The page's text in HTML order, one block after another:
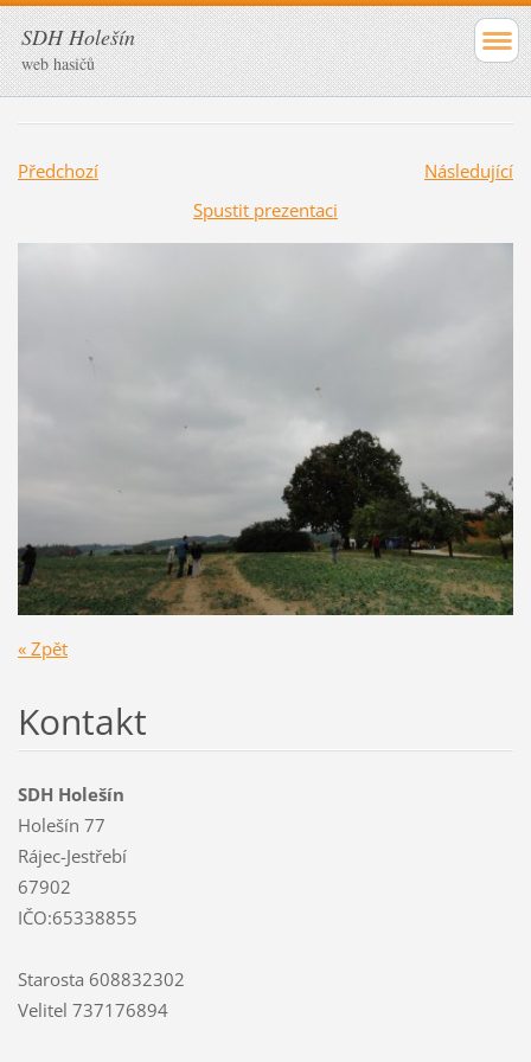
SDH Holešín
web hasičů
Předchozí
Následující
Spustit prezentaci
« Zpět
Kontakt
SDH Holešín
Holešín 77
Rájec-Jestřebí
67902
IČO:65338855
Starosta 608832302
Velitel 737176894